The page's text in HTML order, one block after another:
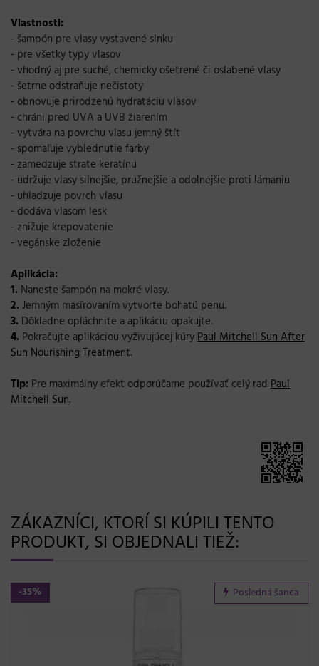
Vlastnosti:
- šampón pre vlasy vystavené slnku
- pre všetky typy vlasov
- vhodný aj pre suché, chemicky ošetrené či oslabené vlasy
- šetrne odstraňuje nečistoty
- obnovuje prirodzenú hydratáciu vlasov
- chráni pred UVA a UVB žiarením
- vytvára na povrchu vlasu jemný štít
- spomaľuje vyblednutie farby
- zamedzuje strate keratínu
- udržuje vlasy silnejšie, pružnejšie a odolnejšie proti lámaniu
- uhladzuje povrch vlasu
- dodáva vlasom lesk
- znižuje krepovatenie
- vegánske zloženie
Aplikácia:
1. Naneste šampón na mokré vlasy.
2. Jemným masírovaním vytvorte bohatú penu.
3. Dôkladne opláchnite a aplikáciu opakujte.
4. Pokračujte aplikáciou vyživujúcej kúryPaul Mitchell Sun After
Sun Nourishing Treatment.
Tip: Pre maximálny efekt odporúčame používať celý rad Paul
Mitchell Sun.
ZÁKAZNÍCI, KTORÍ SI KÚPILI TENTO
PRODUKT, SI OBJEDNALI TIEŽ:
-35% Posledná šanca